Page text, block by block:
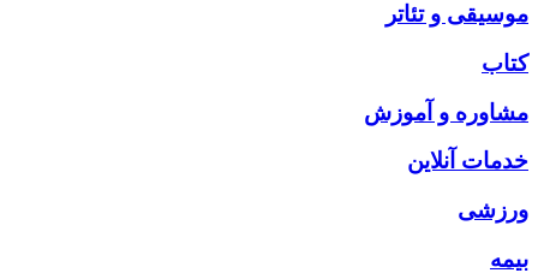
موسیقی و تئاتر
کتاب
مشاوره و آموزش
خدمات آنلاین
ورزشی
بیمه